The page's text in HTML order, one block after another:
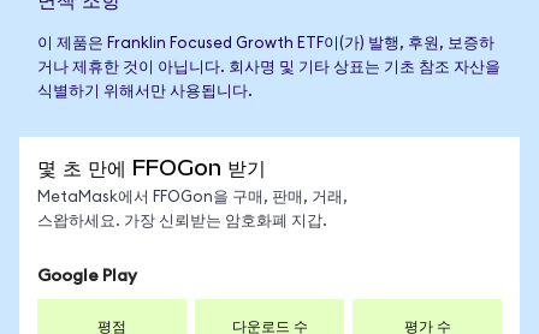
이 제품은 Franklin Focused Growth ETF이(가) 발행, 후원, 보증하
거나 제휴한 것이 아닙니다. 회사명 및 기타 상표는 기초 참조 자산을
식별하기 위해서만 사용됩니다.
몇 초 만에 FFOGon 받기
MetaMask에서 FFOGon을 구매, 판매, 거래,
스왑하세요. 가장 신뢰받는 암호화폐 지갑.
Google Play
평점 다운로드 수 평가 수